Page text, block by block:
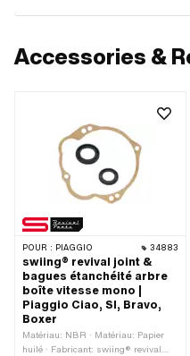
Accessories &
POUR : PIAGGIO 34883
swiing® revival joint &
bagues étanchéité arbre
boîte vitesse mono |
Piaggio Ciao, SI, Bravo,
Boxer
Matériau: NBR · Matériau: Papier
huilé · Fabricant: swiing® revival